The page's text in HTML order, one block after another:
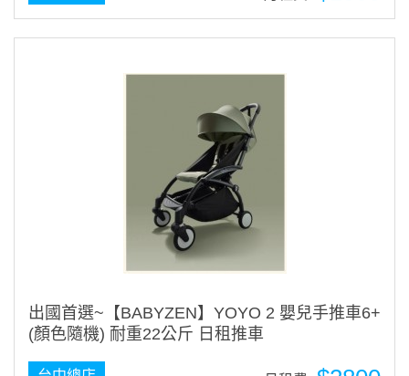
出國首選~【BABYZEN】YOYO 2 嬰兒手推車6+
(顏色隨機) 耐重22公斤 日租推車